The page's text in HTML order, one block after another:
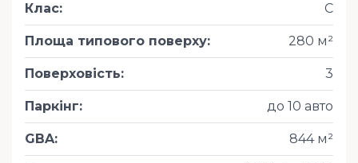
Клас: С
Площа типового поверху: 280 м²
Поверховість: 3
Паркінг: до 10 авто
GBA: 844 м²